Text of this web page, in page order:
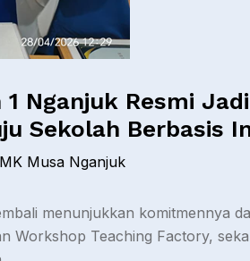
Nganjuk Resmi
Sekolah Berbasis
Musa Nganjuk
menunjukkan komitmennya
Workshop Teaching Factory,